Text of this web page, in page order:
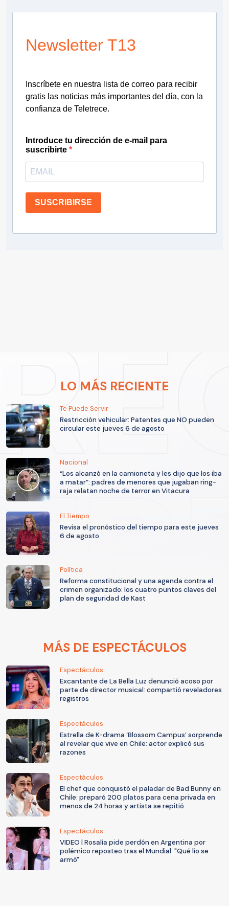
Newsletter T13
Inscríbete en nuestra lista de correo para recibir
gratis las noticias más importantes del día, con la
confianza de Teletrece.
Introduce tu dirección de e-mail para
suscribirte
SUSCRIBIRSE
LO MÁS RECIENTE
Te Puede Servir
Restricción vehicular: Patentes que NO pueden
circular este jueves 6 de agosto
Nacional
“Los alcanzó en la camioneta y les dijo que los iba
a matar”: padres de menores que jugaban ring-
raja relatan noche de terror en Vitacura
El Tiempo
Revisa el pronóstico del tiempo para este jueves
6 de agosto
Política
Reforma constitucional y una agenda contra el
crimen organizado: los cuatro puntos claves del
plan de seguridad de Kast
MÁS DE ESPECTÁCULOS
Espectáculos
Excantante de La Bella Luz denunció acoso por
parte de director musical: compartió reveladores
registros
Espectáculos
Estrella de K-drama ‘Blossom Campus’ sorprende
al revelar que vive en Chile: actor explicó sus
razones
Espectáculos
El chef que conquistó el paladar de Bad Bunny en
Chile: preparó 200 platos para cena privada en
menos de 24 horas y artista se repitió
Espectáculos
VIDEO | Rosalía pide perdón en Argentina por
polémico reposteo tras el Mundial: "Qué lío se
armó"